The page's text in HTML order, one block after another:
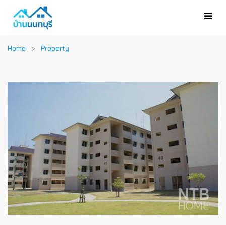
Home Property